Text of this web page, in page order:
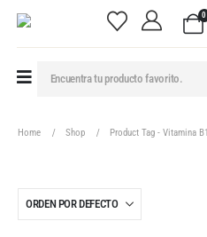
0
Home Shop Product Tag - Vitamina B1